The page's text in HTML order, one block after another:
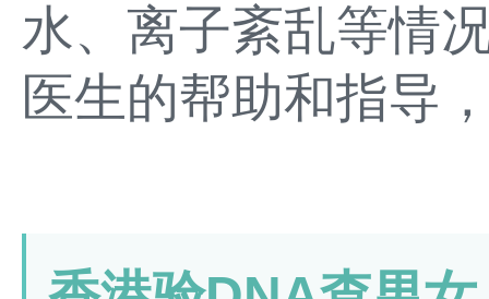
水、离子紊乱等情
医生的帮助和指导